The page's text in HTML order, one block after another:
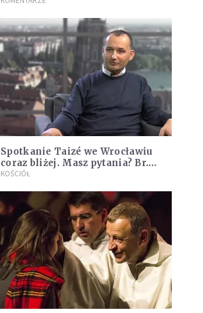
Spotkanie Taizé we Wrocławiu
coraz bliżej. Masz pytania? Br.
Wojtek odpowiada w czacie na
KOŚCIÓŁ